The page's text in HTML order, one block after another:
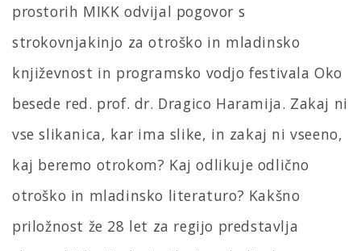
prostorih MIKK odvijal pogovor s
strokovnjakinjo za otroško in mladinsko
književnost in programsko vodjo festivala Oko
besede red. prof. dr. Dragico Haramija. Zakaj ni
vse slikanica, kar ima slike, in zakaj ni vseeno,
kaj beremo otrokom? Kaj odlikuje odlično
otroško in mladinsko literaturo? Kakšno
priložnost že 28 let za regijo predstavlja